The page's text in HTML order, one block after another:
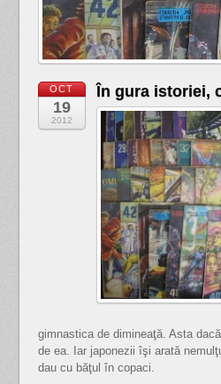
OCT
19
2012
În gura istoriei,
gimnastica de dimineaţă. Asta
de ea. Iar japonezii îşi arată
dau cu băţul în copaci.